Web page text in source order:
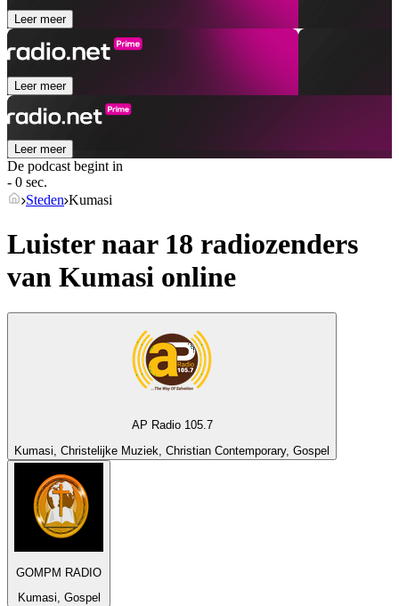
Leer meer
Leer meer
Leer meer
De podcast begint in
- 0 sec.
Steden Kumasi
Luister naar 18 radiozenders
van Kumasi online
AP Radio 105.7
Kumasi, Christelijke Muziek, Christian Contemporary, Gospel
GOMPM RADIO
Kumasi, Gospel